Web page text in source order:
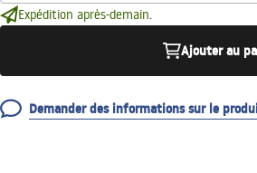
Expédition après-demain.
Ajouter au
Demander des informations sur le